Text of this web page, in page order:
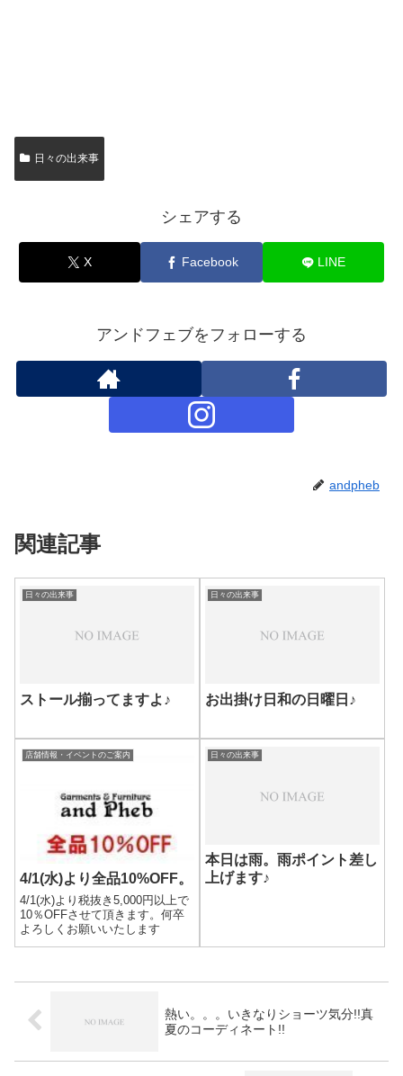
日々の出来事
シェアする
X Facebook LINE
アンドフェブをフォローする
andpheb
関連記事
日々の出来事
ストール揃ってますよ♪
日々の出来事
お出掛け日和の日曜日♪
店舗情報・イベントのご案内
4/1(水)より全品10%OFF。
4/1(水)より税抜き5,000円以上で
10％OFFさせて頂きます。何卒
よろしくお願いいたします
日々の出来事
本日は雨。雨ポイント差し
上げます♪
熱い。。。いきなりショーツ気分!!真
夏のコーディネート!!